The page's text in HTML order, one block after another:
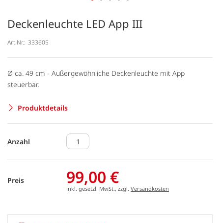
Deckenleuchte LED App III
Art.Nr.: 333605
Ø ca. 49 cm - Außergewöhnliche Deckenleuchte mit App
steuerbar.
Produktdetails
Anzahl
Preis 99,00 €
inkl. gesetzl. MwSt., zzgl. Versandkosten